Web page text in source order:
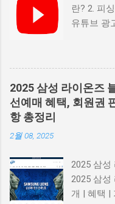
란? 2. 피
유튜브 광
브 PDF
브 접속 시
메시지를
림이 아닌
유도 가
거나 '지금
심스러운
법 오류,
2025 삼성 라이온즈
선예매 혜택, 회원권
항 총정리
2월 08, 2025
2025 삼성
2025 삼성
개 | 혜택 |